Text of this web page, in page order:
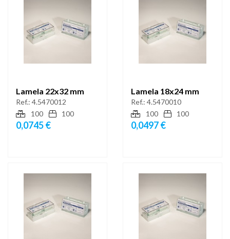
Lamela 22x32 mm
Ref.: 4.5470012
100
100
0,0745 €
Lamela 18x24 mm
Ref.: 4.5470010
100
100
0,0497 €